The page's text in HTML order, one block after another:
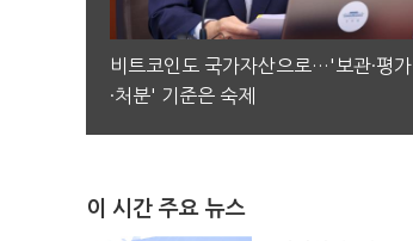
비트코인도 국가자산으로…'보관·평가
·처분' 기준은 숙제
이 시간 주요 뉴스